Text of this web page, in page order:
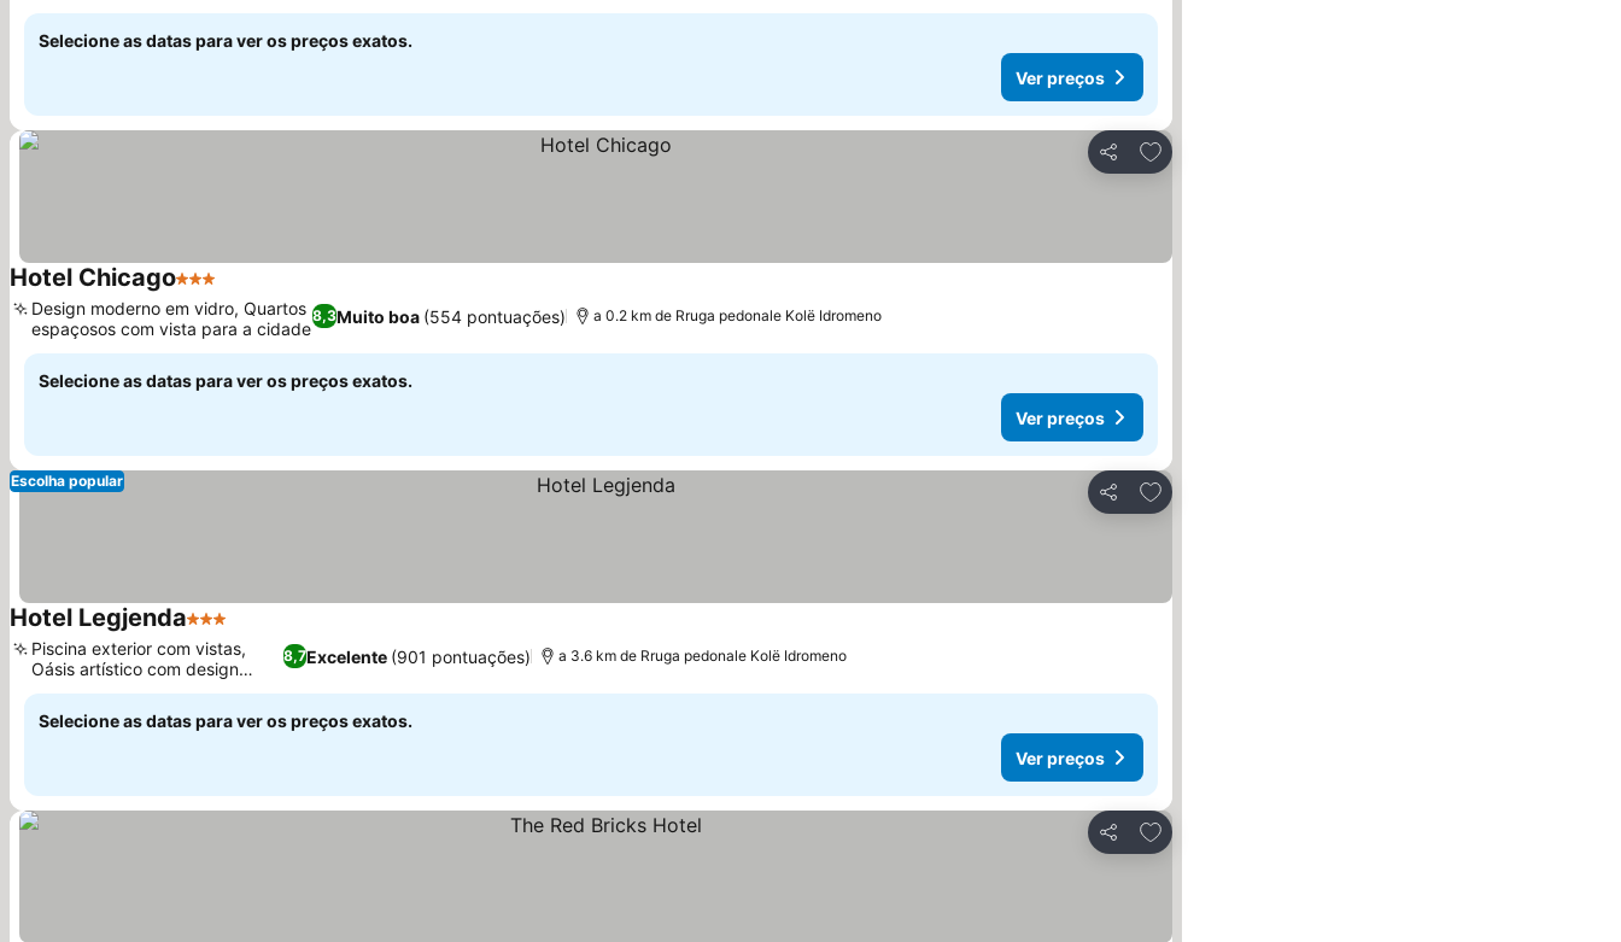
Selecione as datas para ver os preços exatos.
Ver preços
Partilhar
Adicionar aos favoritos
Hotel Chicago3 Estrelas
8,3Muito boa (554 pontuações)
Design moderno em vidro, Quartos
espaçosos com vista para a cidade
a 0.2 km de Rruga pedonale Kolë Idromeno
Selecione as datas para ver os preços exatos.
Ver preços
Partilhar
Adicionar aos favoritos
Escolha popular
Hotel Legjenda3 Estrelas
8,7Excelente (901 pontuações)
Piscina exterior com vistas,
Oásis artístico com design
único
a 3.6 km de Rruga pedonale Kolë Idromeno
Selecione as datas para ver os preços exatos.
Ver preços
Partilhar
Adicionar aos favoritos